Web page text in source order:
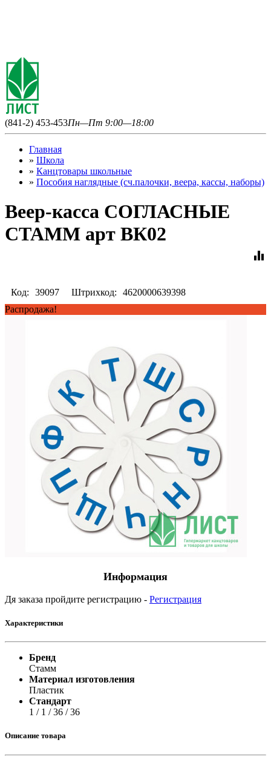
(841-2) 453-453Пн—Пт 9:00—18:00
Главная
» Школа
» Канцтовары школьные
» Пособия наглядные (сч.палочки, веера, кассы, наборы)
Веер-касса СОГЛАСНЫЕ
СТАММ арт ВК02
equalizer
Код: 39097 Штрихкод:
4620000639398
Распродажа!
Информация
Дя заказа пройдите регистрацию - Регистрация
Характеристики
Бренд
Стамм
Материал изготовления
Пластик
Стандарт
1 / 1 / 36 / 36
Описание товара